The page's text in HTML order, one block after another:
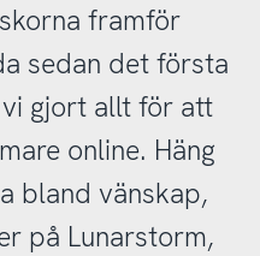
framför
sedan det första
gjort allt för att
online. Häng
bland vänskap,
på Lunarstorm,